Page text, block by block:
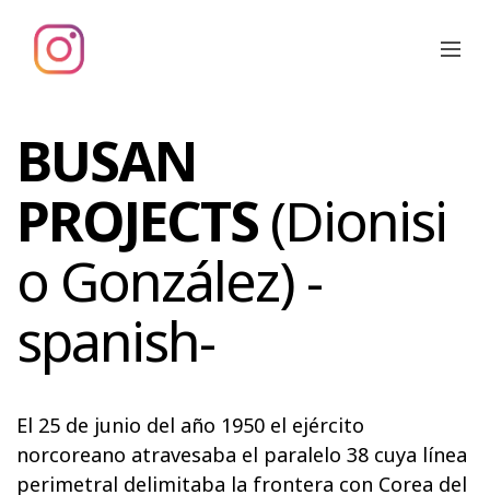
BUSAN
PROJECTS(Dionisi
o González) -
spanish-
El 25 de junio del año 1950 el ejército
norcoreano atravesaba el paralelo 38 cuya línea
perimetral delimitaba la frontera con Corea del